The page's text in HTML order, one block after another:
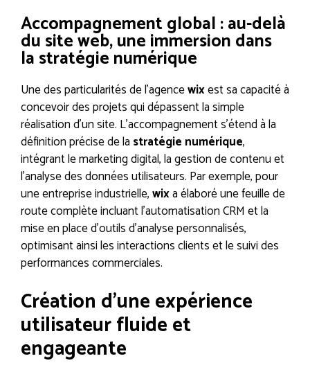
Accompagnement global : au-delà
du site web, une immersion dans
la stratégie numérique
Une des particularités de l’agencewixest sa capacité à
concevoir des projets qui dépassent la simple
réalisation d’un site. L’accompagnement s’étend à la
définition précise de la stratégie numérique,
intégrant le marketing digital, la gestion de contenu et
l’analyse des données utilisateurs. Par exemple, pour
une entreprise industrielle,wixa élaboré une feuille de
route complète incluant l’automatisation CRM et la
mise en place d’outils d’analyse personnalisés,
optimisant ainsi les interactions clients et le suivi des
performances commerciales.
Création d’une expérience
utilisateur fluide et
engageante